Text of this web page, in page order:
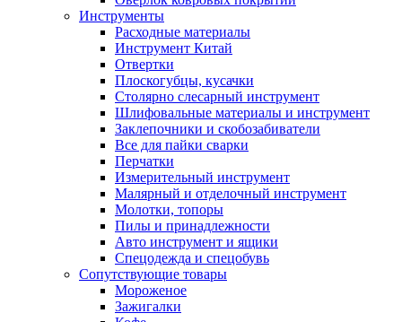
Инструменты
Расходные материалы
Инструмент Китай
Отвертки
Плоскогубцы, кусачки
Столярно слесарный инструмент
Шлифовальные материалы и инструмент
Заклепочники и скобозабиватели
Все для пайки сварки
Перчатки
Измерительный инструмент
Малярный и отделочный инструмент
Молотки, топоры
Пилы и принадлежности
Авто инструмент и ящики
Спецодежда и спецобувь
Сопутствующие товары
Мороженое
Зажигалки